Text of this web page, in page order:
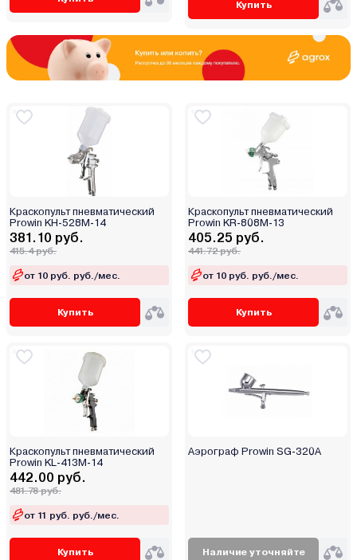
Купить
Краскопульт пневматический
Prowin KH-528M-14
381.10 руб.
415.4 руб.
от 10 руб. руб./мес.
Купить
Краскопульт пневматический
Prowin KR-808M-13
405.25 руб.
441.72 руб.
от 10 руб. руб./мес.
Купить
Краскопульт пневматический
Prowin KL-413M-14
442.00 руб.
481.78 руб.
от 11 руб. руб./мес.
Купить
Аэрограф Prowin SG-320A
Наличие уточняйте